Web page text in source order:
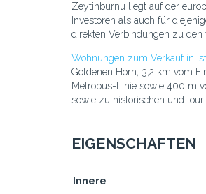
Zeytinburnu liegt auf der
Investoren als auch für
direkten Verbindungen zu
Wohnungen zum Verkauf in
Goldenen Horn, 3,2 km vom
Metrobus-Linie sowie 400 m
sowie zu historischen und
EIGENSCHAFTEN
Innere